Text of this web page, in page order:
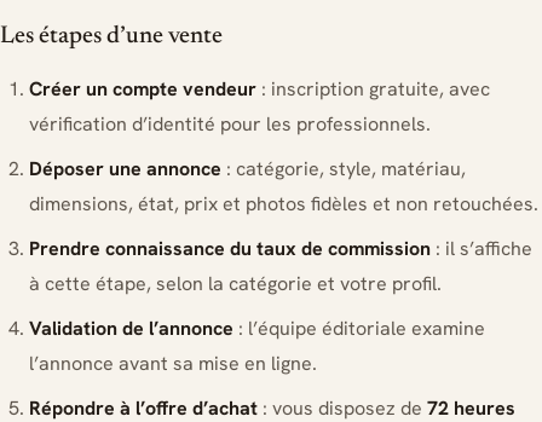
Les étapes d’une vente
Créer un compte vendeur : inscription gratuite, avec
vérification d’identité pour les professionnels.
Déposer une annonce : catégorie, style, matériau,
dimensions, état, prix et photos fidèles et non retouchées.
Prendre connaissance du taux de commission : il s’affiche
à cette étape, selon la catégorie et votre profil.
Validation de l’annonce : l’équipe éditoriale examine
l’annonce avant sa mise en ligne.
Répondre à l’offre d’achat : vous disposez de 72 heures